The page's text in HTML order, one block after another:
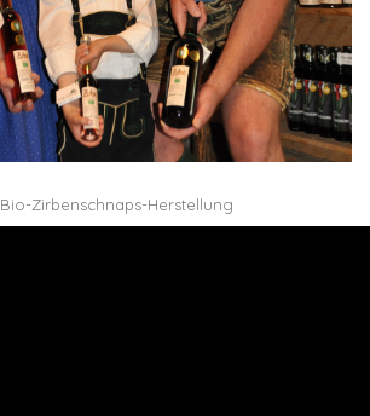
Bio-Zirbenschnaps-Herstellung